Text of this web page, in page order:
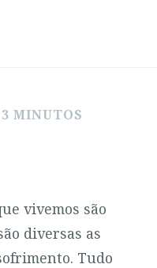
3 MINUTOS
vivemos são
diversas as
Tudo